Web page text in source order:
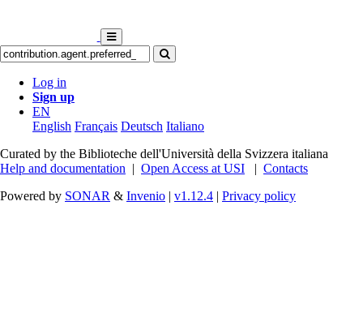
Log in
Sign up
EN
English Français Deutsch Italiano
Curated by the Biblioteche dell'Università della Svizzera italiana
Help and documentation | Open Access at USI | Contacts
Powered by SONAR & Invenio | v1.12.4 | Privacy policy